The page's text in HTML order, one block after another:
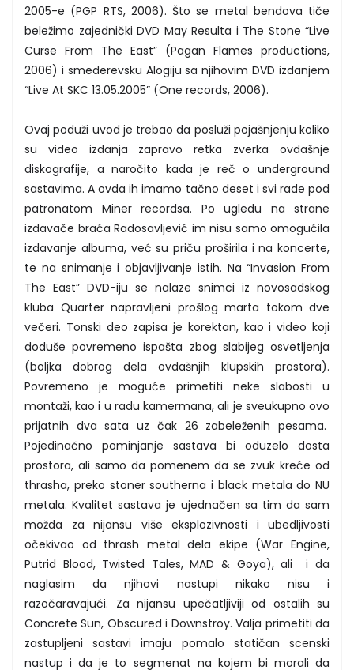
2005-e (PGP RTS, 2006). Što se metal bendova tiče
beležimo zajednički DVD May Resulta i The Stone “Live
Curse From The East” (Pagan Flames productions,
2006) i smederevsku Alogiju sa njihovim DVD izdanjem
“Live At SKC 13.05.2005” (One records, 2006).
Ovaj poduži uvod je trebao da posluži pojašnjenju koliko
su video izdanja zapravo retka zverka ovdašnje
diskografije, a naročito kada je reč o underground
sastavima. A ovda ih imamo tačno deset i svi rade pod
patronatom Miner recordsa. Po ugledu na strane
izdavače braća Radosavljević im nisu samo omogućila
izdavanje albuma, već su priču proširila i na koncerte,
te na snimanje i objavljivanje istih. Na “Invasion From
The East” DVD-iju se nalaze snimci iz novosadskog
kluba Quarter napravljeni prošlog marta tokom dve
večeri. Tonski deo zapisa je korektan, kao i video koji
doduše povremeno ispašta zbog slabijeg osvetljenja
(boljka dobrog dela ovdašnjih klupskih prostora).
Povremeno je moguće primetiti neke slabosti u
montaži, kao i u radu kamermana, ali je sveukupno ovo
prijatnih dva sata uz čak 26 zabeleženih pesama.
Pojedinačno pominjanje sastava bi oduzelo dosta
prostora, ali samo da pomenem da se zvuk kreće od
thrasha, preko stoner southerna i black metala do NU
metala. Kvalitet sastava je ujednačen sa tim da sam
možda za nijansu više eksplozivnosti i ubedljivosti
očekivao od thrash metal dela ekipe (War Engine,
Putrid Blood, Twisted Tales, MAD & Goya), ali i da
naglasim da njihovi nastupi nikako nisu i
razočaravajući. Za nijansu upečatljiviji od ostalih su
Concrete Sun, Obscured i Downstroy. Valja primetiti da
zastupljeni sastavi imaju pomalo statičan scenski
nastup i da je to segmenat na kojem bi morali da